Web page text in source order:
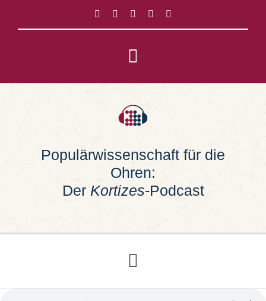
springen
Toggle
Navigation
Impressum
Populärwissenschaft für die
Ohren:
Der Kortizes-Podcast
Toggle
Navigation